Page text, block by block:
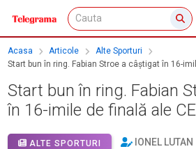
Acasa Articole
Alte Sporturi
Start bun în ring. Fabian Stroe a câștigat în 16-
Start bun în ring. Fabian
în 16-imile de finală ale
ALTE SPORTURI IONEL LUTAN